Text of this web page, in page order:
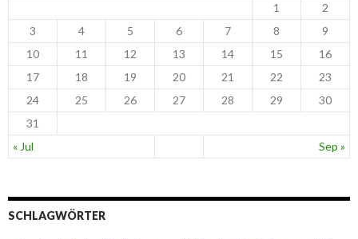
« Jul Sep »
1
2
3
4 5 6 7 8
9
10
11 12 13 14 15
16
17
18 19 20 21 22
23
24
25 26 27 28 29
30
31
SCHLAGWÖRTER